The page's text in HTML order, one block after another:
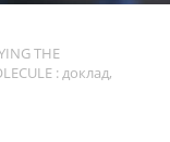
THE
: доклад,